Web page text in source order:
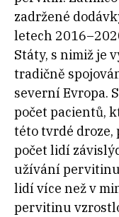
zadržené
letech
Státy, s nimiž je
tradičně
severní Evropa.
počet pacientů,
této tvrdé
počet lidí
užívání pervitinu
lidí více než v
pervitinu